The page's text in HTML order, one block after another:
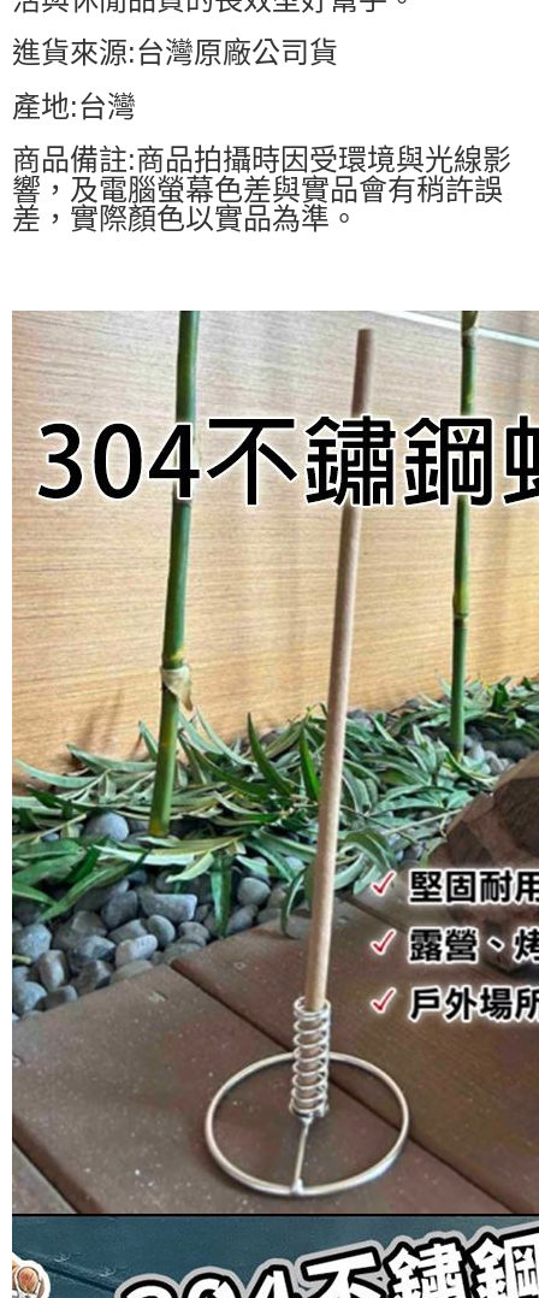
進貨來源:台灣原廠公司貨
產地:台灣
商品備註:商品拍攝時因受環境與光線影
響，及電腦螢幕色差與實品會有稍許誤
差，實際顏色以實品為準。